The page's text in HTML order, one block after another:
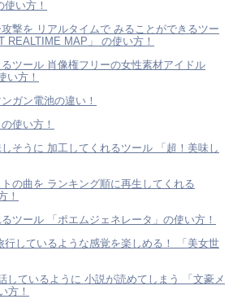
い方！
撃を リアルタイムで みることができるツー
REAL­TIME MAP」 の使い方！
ツール 肖像権フリーの女性素材アイドル
い方！
ガン電池の違い！
使い方！
そうに 加工してくれるツール 「超！美味し
の曲を ランキング順に再生してくれる
！
ツール 「ポエムジェネレータ」の使い方！
行しているような感覚を楽しめる！ 「美女世
しているように 小説が読めてしまう 「文豪メ
方！